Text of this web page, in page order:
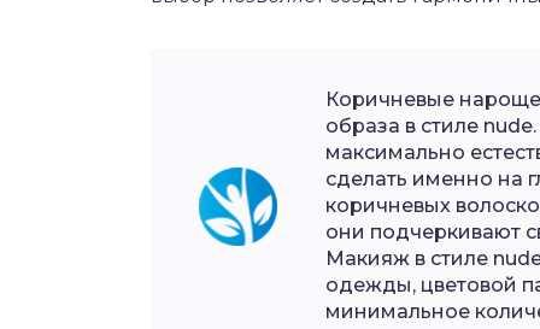
Коричневые
образа в стиле
максимально
сделать именно на
коричневых
они подчеркивают
Макияж в стиле
одежды, цветовой
минимальное